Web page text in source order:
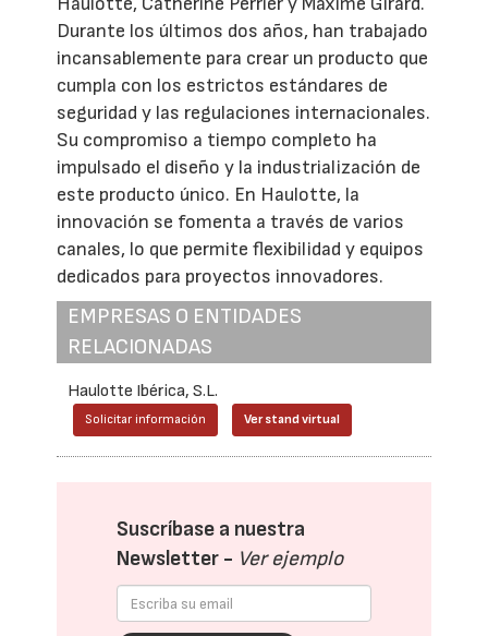
Durante los últimos dos años, han trabajado
incansablemente para crear un producto que
cumpla con los estrictos estándares de
seguridad y las regulaciones internacionales.
Su compromiso a tiempo completo ha
impulsado el diseño y la industrialización de
este producto único. En Haulotte, la
innovación se fomenta a través de varios
canales, lo que permite flexibilidad y equipos
dedicados para proyectos innovadores.
EMPRESAS O ENTIDADES
RELACIONADAS
Haulotte Ibérica, S.L.
Solicitar información Ver stand virtual
Suscríbase a nuestra
Newsletter - Ver ejemplo